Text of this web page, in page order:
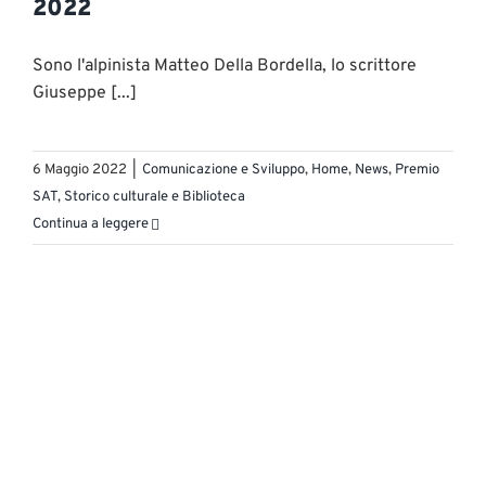
2022
Sono l'alpinista Matteo Della Bordella, lo scrittore
Giuseppe [...]
6 Maggio 2022 Comunicazione e Sviluppo, Home, News, Premio
SAT, Storico culturale e Biblioteca
Continua a leggere